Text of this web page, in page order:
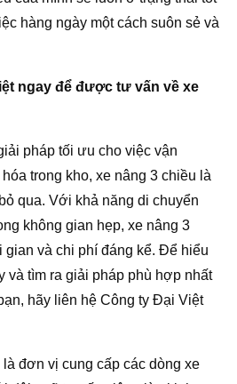
hàng ngày một cách suôn sẻ và
ngay để được tư vấn về xe
pháp tối ưu cho việc vận
trong kho, xe nâng 3 chiều là
qua. Với khả năng di chuyển
không gian hẹp, xe nâng 3
gian và chi phí đáng kể. Để hiểu
và tìm ra giải pháp phù hợp nhất
hãy liên hệ Công ty Đại Việt
đơn vị cung cấp các dòng xe